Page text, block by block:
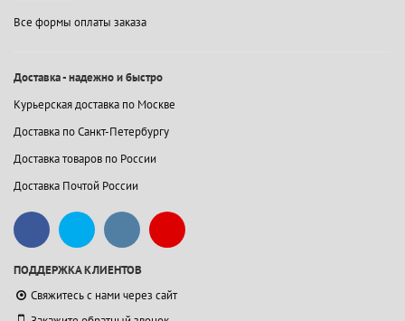
Все формы оплаты заказа
Доставка - надежно и быстро
Курьерская доставка по Москве
Доставка по Санкт-Петербургу
Доставка товаров по России
Доставка Почтой России
ПОДДЕРЖКА КЛИЕНТОВ
Свяжитесь с нами через сайт